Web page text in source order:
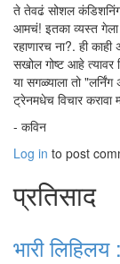
ते तेवढं सोशल
आमचं! इतका व्यस्त गेला
रहाणारच ना?. ही
सखोल गोष्ट आहे त्यावर
या सगळ्याला तो
ट्रेनमधेच विचार करावा
- कविन
Log in to post
प्रतिसाद
भारी लिहिलय